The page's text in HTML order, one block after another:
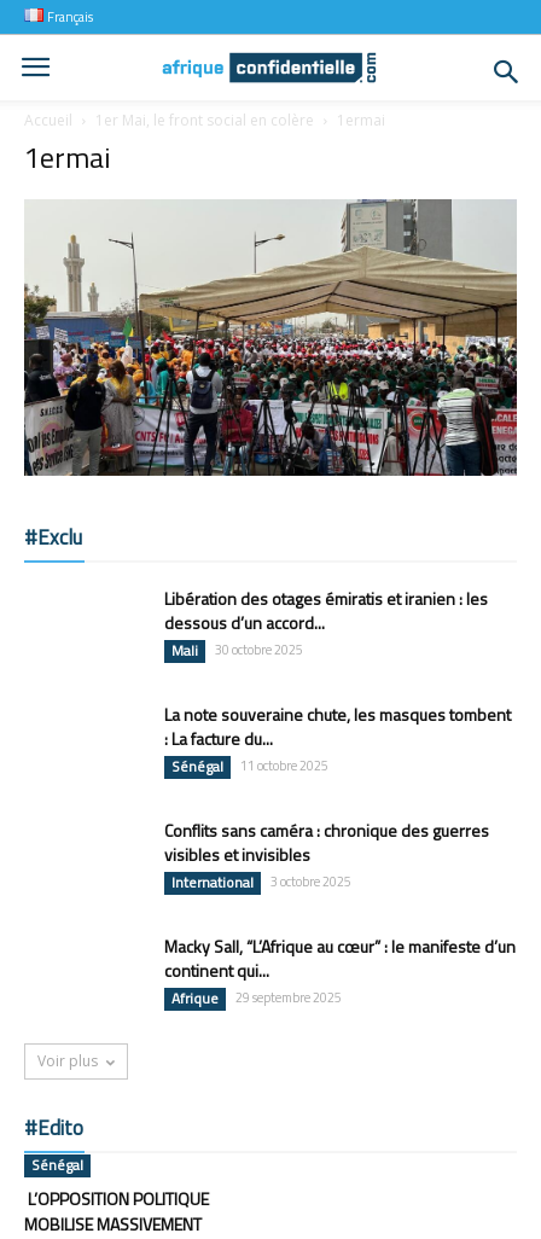
Français
Accueil 1er Mai, le front social en colère 1ermai
1ermai
#Exclu
Libération des otages émiratis et iranien : les
dessous d’un accord...
Mali 30 octobre 2025
La note souveraine chute, les masques tombent
: La facture du...
Sénégal 11 octobre 2025
Conflits sans caméra : chronique des guerres
visibles et invisibles
International 3 octobre 2025
Macky Sall, “L’Afrique au cœur” : le manifeste d’un
continent qui...
Afrique 29 septembre 2025
Voir plus
#Edito
Sénégal
L’OPPOSITION POLITIQUE
MOBILISE MASSIVEMENT